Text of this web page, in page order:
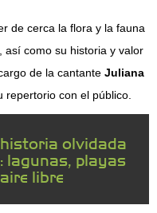
de cerca la flora y la fauna
así como su historia y valor
de la cantante Juliana
repertorio con el público.
olvidada
lagunas, playas
libre